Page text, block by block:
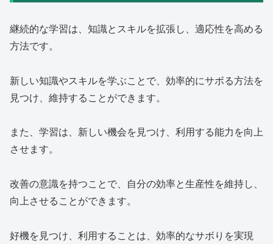
継続的な学習は、知識とスキルを拡張し、適応性を高める
方法です。
新しい知識やスキルを学ぶことで、効率的にサボる方法を
見つけ、維持することができます。
また、学習は、新しい機会を見つけ、利用する能力を向上
させます。
改善の意識を持つことで、自分の効率と生産性を維持し、
向上させることができます。
好機を見つけ、利用することは、効率的なサボりを実現